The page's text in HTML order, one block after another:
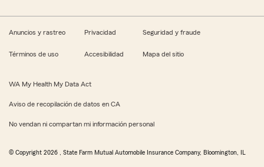
Anuncios y rastreo Privacidad Seguridad y fraude
Términos de uso Accesibilidad Mapa del sitio
WA My Health My Data Act
Aviso de recopilación de datos en CA
No vendan ni compartan mi información personal
© Copyright 2026 , State Farm Mutual Automobile Insurance Company, Bloomington, IL